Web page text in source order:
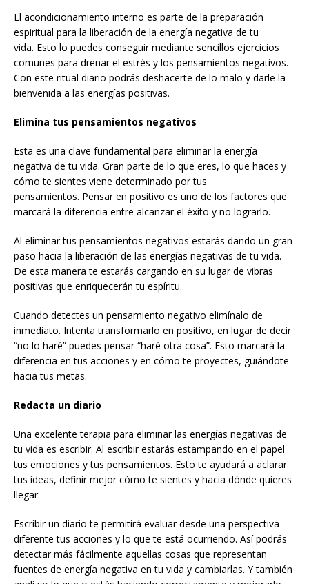
El acondicionamiento interno es parte de la preparación
espiritual para la liberación de la energía negativa de tu
vida. Esto lo puedes conseguir mediante sencillos ejercicios
comunes para drenar el estrés y los pensamientos negativos.
Con este ritual diario podrás deshacerte de lo malo y darle la
bienvenida a las energías positivas.
Elimina tus pensamientos negativos
Esta es una clave fundamental para eliminar la energía
negativa de tu vida. Gran parte de lo que eres, lo que haces y
cómo te sientes viene determinado por tus
pensamientos. Pensar en positivo es uno de los factores que
marcará la diferencia entre alcanzar el éxito y no lograrlo.
Al eliminar tus pensamientos negativos estarás dando un gran
paso hacia la liberación de las energías negativas de tu vida.
De esta manera te estarás cargando en su lugar de vibras
positivas que enriquecerán tu espíritu.
Cuando detectes un pensamiento negativo elimínalo de
inmediato. Intenta transformarlo en positivo, en lugar de decir
“no lo haré” puedes pensar “haré otra cosa”. Esto marcará la
diferencia en tus acciones y en cómo te proyectes, guiándote
hacia tus metas.
Redacta un diario
Una excelente terapia para eliminar las energías negativas de
tu vida es escribir. Al escribir estarás estampando en el papel
tus emociones y tus pensamientos. Esto te ayudará a aclarar
tus ideas, definir mejor cómo te sientes y hacia dónde quieres
llegar.
Escribir un diario te permitirá evaluar desde una perspectiva
diferente tus acciones y lo que te está ocurriendo. Así podrás
detectar más fácilmente aquellas cosas que representan
fuentes de energía negativa en tu vida y cambiarlas. Y también